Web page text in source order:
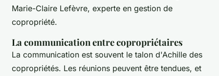
Marie-Claire Lefèvre, experte en gestion de
copropriété.
La communication entre copropriétaires
La communication est souvent le talon d'Achille des
copropriétés. Les réunions peuvent être tendues, et